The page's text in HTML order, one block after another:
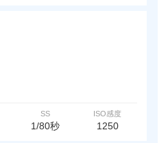
SS
1/80秒
ISO感度
1250